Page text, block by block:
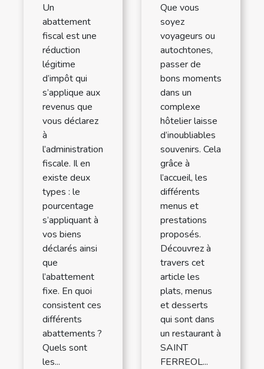
Un
abattement
fiscal est une
réduction
légitime
d’impôt qui
s’applique aux
revenus que
vous déclarez
à
l’administration
fiscale. Il en
existe deux
types : le
pourcentage
s’appliquant à
vos biens
déclarés ainsi
que
l’abattement
fixe. En quoi
consistent ces
différents
abattements ?
Quels sont
les...
Que vous
soyez
voyageurs ou
autochtones,
passer de
bons moments
dans un
complexe
hôtelier laisse
d’inoubliables
souvenirs. Cela
grâce à
l’accueil, les
différents
menus et
prestations
proposés.
Découvrez à
travers cet
article les
plats, menus
et desserts
qui sont dans
un restaurant à
SAINT
FERREOL...